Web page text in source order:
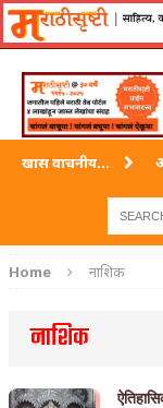
लॉग-
खास वाचनीय...
Home नाशिक
नाशिक